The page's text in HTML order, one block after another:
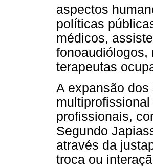
aspectos
políticas
médicos,
fonoaudiólogos,
terapeutas
A expansão
profissionais,
Segundo
através da
troca ou